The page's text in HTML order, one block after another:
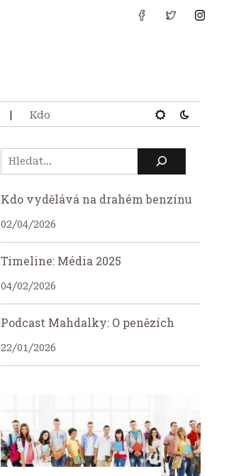
Kdo vydělává na drahém benzínu
Kdo vydělává na drahém benzínu
02/04/2026
Timeline: Média 2025
04/02/2026
Podcast Mahdalky: O penězích
22/01/2026